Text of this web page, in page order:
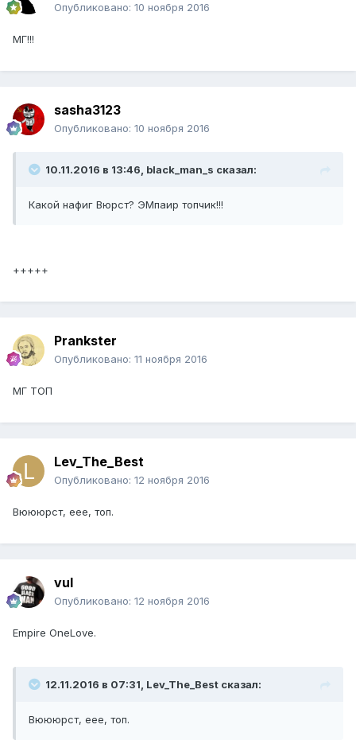
Опубликовано: 10 ноября 2016
МГ!!!
sasha3123
Опубликовано: 10 ноября 2016
10.11.2016 в 13:46, black_man_s сказал:
Какой нафиг Вюрст? ЭМпаир топчик!!!
+++++
Prankster
Опубликовано: 11 ноября 2016
МГ ТОП
Lev_The_Best
Опубликовано: 12 ноября 2016
Вюююрст, еее, топ.
vul
Опубликовано: 12 ноября 2016
Empire OneLove.
12.11.2016 в 07:31, Lev_The_Best сказал:
Вюююрст, еее, топ.